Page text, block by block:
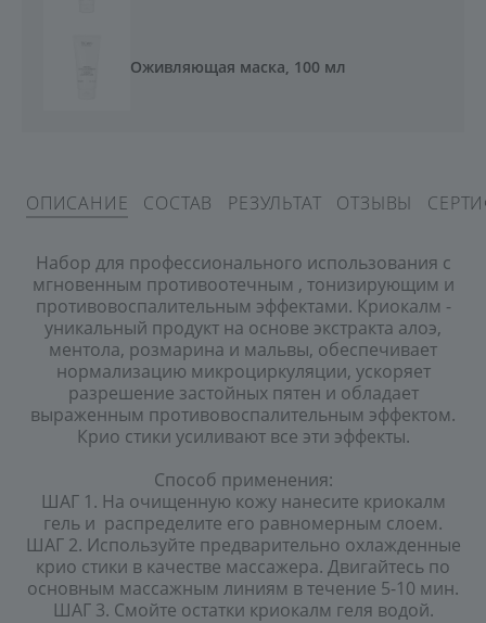
Оживляющая маска, 100 мл
ОПИСАНИЕ СОСТАВ РЕЗУЛЬТАТ ОТЗЫВЫ
Набор для профессионального использования с
мгновенным противоотечным , тонизирующим и
противовоспалительным эффектами. Криокалм -
уникальный продукт на основе экстракта алоэ,
ментола, розмарина и мальвы, обеспечивает
нормализацию микроциркуляции, ускоряет
разрешение застойных пятен и обладает
выраженным противовоспалительным эффектом.
Крио стики усиливают все эти эффекты.
Способ применения:
ШАГ 1. На очищенную кожу нанесите криокалм
гель и распределите его равномерным слоем.
ШАГ 2. Используйте предварительно охлажденные
крио стики в качестве массажера. Двигайтесь по
основным массажным линиям в течение 5-10 мин.
ШАГ 3. Смойте остатки криокалм геля водой.